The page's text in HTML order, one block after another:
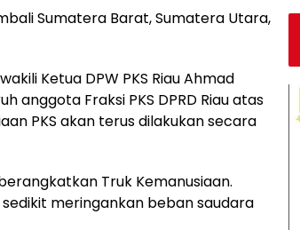
Sumatera Barat, Sumatera Utara,
Ketua DPW PKS Riau Ahmad
anggota Fraksi PKS DPRD Riau atas
PKS akan terus dilakukan secara
Truk Kemanusiaan.
meringankan beban saudara